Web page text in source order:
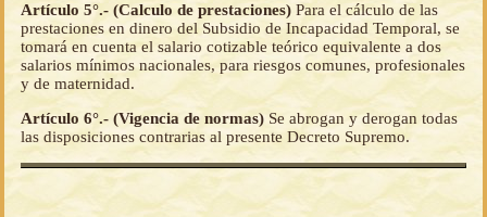
Artículo 5°.- (Calculo de prestaciones) Para el cálculo de las
prestaciones en dinero del Subsidio de Incapacidad Temporal, se
tomará en cuenta el salario cotizable teórico equivalente a dos
salarios mínimos nacionales, para riesgos comunes, profesionales
y de maternidad.
Artículo 6°.- (Vigencia de normas) Se abrogan y derogan todas
las disposiciones contrarias al presente Decreto Supremo.